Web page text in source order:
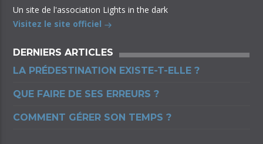
Un site de l'association Lights in the dark
Visitez le site officiel
DERNIERS ARTICLES
LA PRÉDESTINATION EXISTE-T-ELLE ?
QUE FAIRE DE SES ERREURS ?
COMMENT GÉRER SON TEMPS ?